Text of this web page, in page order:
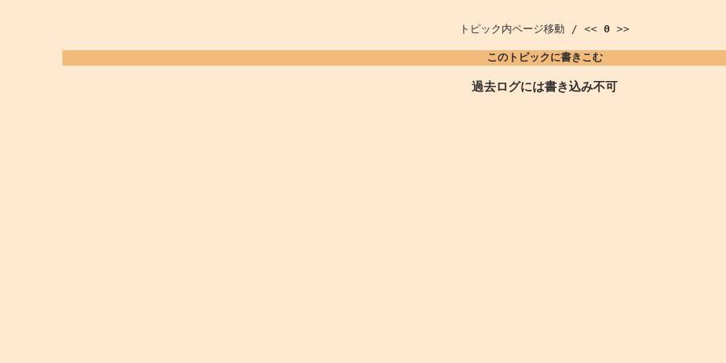
トピック内ページ移動 / << 0 >>
このトピックに書きこむ
過去ログには書き込み不可